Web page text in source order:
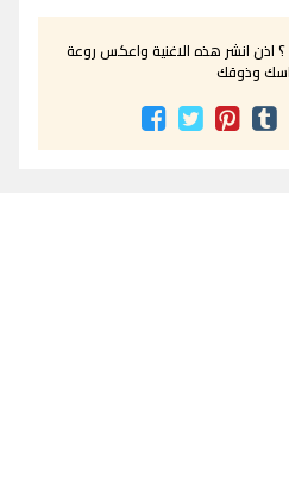
اذن انشر هذه الاغنية واعكس روعة
وذوقك